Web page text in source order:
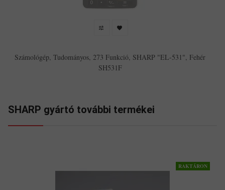
Számológép, Tudományos, 273 Funkció, SHARP "EL-531", Fehér
SH531F
SHARP gyártó további termékei
RAKTÁRON